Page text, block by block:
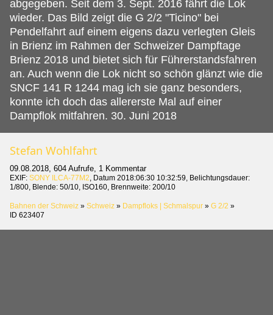
abgegeben. Seit dem 3. Sept. 2016 fährt die Lok
wieder. Das Bild zeigt die G 2/2 "Ticino" bei
Pendelfahrt auf einem eigens dazu verlegten Gleis
in Brienz im Rahmen der Schweizer Dampftage
Brienz 2018 und bietet sich für Führerstandsfahren
an. Auch wenn die Lok nicht so schön glänzt wie die
SNCF 141 R 1244 mag ich sie ganz besonders,
konnte ich doch das allererste Mal auf einer
Dampflok mitfahren. 30. Juni 2018
Stefan Wohlfahrt
09.08.2018, 604 Aufrufe, 1 Kommentar
EXIF: SONY ILCA-77M2, Datum 2018:06:30 10:32:59, Belichtungsdauer:
1/800, Blende: 50/10, ISO160, Brennweite: 200/10
Bahnen der Schweiz » Schweiz » Dampfloks | Schmalspur » G 2/2 »
ID 623407